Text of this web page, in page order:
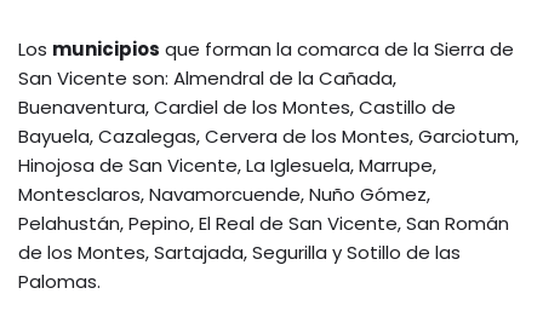
Los municipios que forman la comarca de la Sierra de
San Vicente son: Almendral de la Cañada,
Buenaventura, Cardiel de los Montes, Castillo de
Bayuela, Cazalegas, Cervera de los Montes, Garciotum,
Hinojosa de San Vicente, La Iglesuela, Marrupe,
Montesclaros, Navamorcuende, Nuño Gómez,
Pelahustán, Pepino, El Real de San Vicente, San Román
de los Montes, Sartajada, Segurilla y Sotillo de las
Palomas.